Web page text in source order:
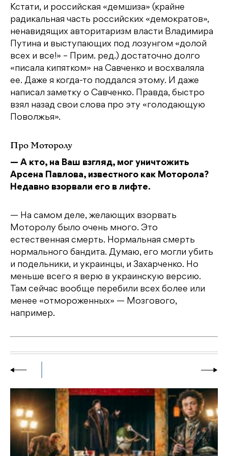
Кстати, и российская «демшиза» (крайне
радикальная часть российских «демократов»,
ненавидящих авторитаризм власти Владимира
Путина и выступающих под лозунгом «долой
всех и все!» – Прим. ред.) достаточно долго
«писала кипятком» на Савченко и восхваляла
ее. Даже я когда-то поддался этому. И даже
написал заметку о Савченко. Правда, быстро
взял назад свои слова про эту «голодающую
Поволжья».
Про Моторолу
— А кто, на Ваш взгляд, мог уничтожить
Арсена Павлова, известного как Моторола?
Недавно взорвали его в лифте.
— На самом деле, желающих взорвать
Моторолу было очень много. Это
естественная смерть. Нормальная смерть
нормального бандита. Думаю, его могли убить
и подельники, и украинцы, и Захарченко. Но
меньше всего я верю в украинскую версию.
Там сейчас вообще перебили всех более или
менее «отмороженных» — Мозгового,
например.